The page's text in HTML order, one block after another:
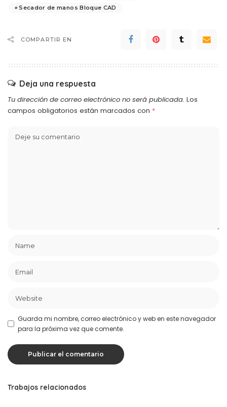
Secador de manos Bloque CAD
COMPARTIR EN
Deja una respuesta
Tu dirección de correo electrónico no será publicada. Los
campos obligatorios están marcados con *
Guarda mi nombre, correo electrónico y web en este navegador
para la próxima vez que comente.
Trabajos relacionados